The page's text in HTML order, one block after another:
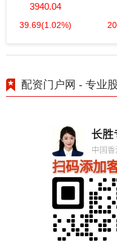
3940.04
39.69(1.02%)
配资门户网 - 专业